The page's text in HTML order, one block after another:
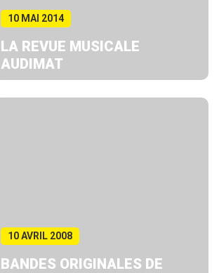
10 MAI 2014
LA REVUE MUSICALE
AUDIMAT
10 AVRIL 2008
BANDES ORIGINALES DE